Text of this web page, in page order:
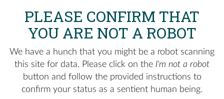
PLEASE CONFIRM THAT
YOU ARE NOT A ROBOT
We have a hunch that you might be a robot scanning
this site for data. Please click on the I'm not a robot
button and follow the provided instructions to
confirm your status as a sentient human being.